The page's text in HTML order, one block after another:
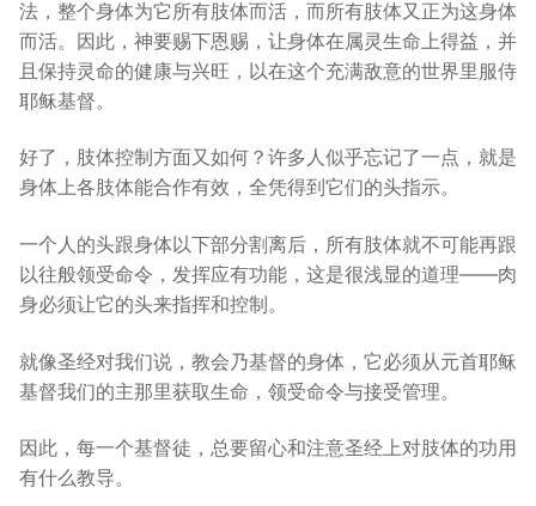
法，整个身体为它所有肢体而活，而所有肢体又正为这身体
而活。因此，神要赐下恩赐，让身体在属灵生命上得益，并
且保持灵命的健康与兴旺，以在这个充满敌意的世界里服侍
耶稣基督。
好了，肢体控制方面又如何？许多人似乎忘记了一点，就是
身体上各肢体能合作有效，全凭得到它们的头指示。
一个人的头跟身体以下部分割离后，所有肢体就不可能再跟
以往般领受命令，发挥应有功能，这是很浅显的道理——肉
身必须让它的头来指挥和控制。
就像圣经对我们说，教会乃基督的身体，它必须从元首耶稣
基督我们的主那里获取生命，领受命令与接受管理。
因此，每一个基督徒，总要留心和注意圣经上对肢体的功用
有什么教导。